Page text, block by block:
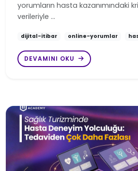
yorumların hasta kazanımındaki
verileriyle …
dijital-itibar online-yorumlar
DEVAMINI OKU